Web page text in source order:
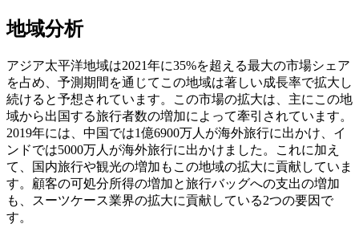
地域分析
アジア太平洋地域は2021年に35%を超える最大の市場シェア
を占め、予測期間を通じてこの地域は著しい成長率で拡大し
続けると予想されています。この市場の拡大は、主にこの地
域から出国する旅行者数の増加によって牽引されています。
2019年には、中国では1億6900万人が海外旅行に出かけ、イ
ンドでは5000万人が海外旅行に出かけました。これに加え
て、国内旅行や観光の増加もこの地域の拡大に貢献していま
す。顧客の可処分所得の増加と旅行バッグへの支出の増加
も、スーツケース業界の拡大に貢献している2つの要因で
す。